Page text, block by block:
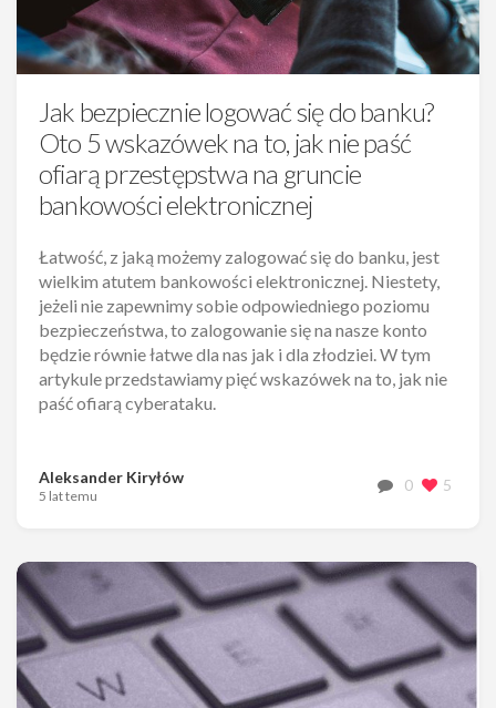
Jak bezpiecznie logować się do banku?
Oto 5 wskazówek na to, jak nie paść
ofiarą przestępstwa na gruncie
bankowości elektronicznej
Łatwość, z jaką możemy zalogować się do banku, jest
wielkim atutem bankowości elektronicznej. Niestety,
jeżeli nie zapewnimy sobie odpowiedniego poziomu
bezpieczeństwa, to zalogowanie się na nasze konto
będzie równie łatwe dla nas jak i dla złodziei. W tym
artykule przedstawiamy pięć wskazówek na to, jak nie
paść ofiarą cyberataku.
Aleksander Kiryłów
5 lat temu
0 5